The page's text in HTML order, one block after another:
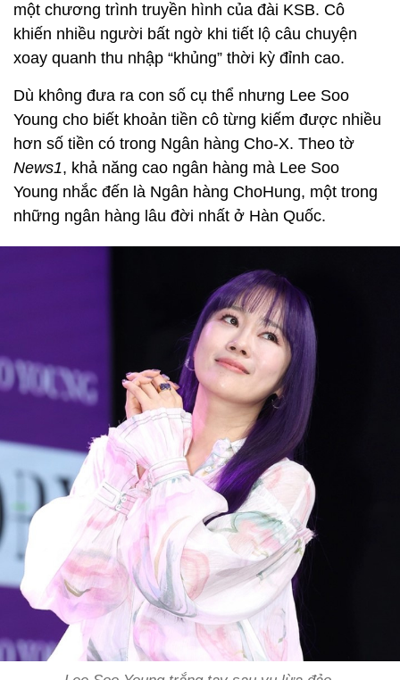
một chương trình truyền hình của đài KSB. Cô
khiến nhiều người bất ngờ khi tiết lộ câu chuyện
xoay quanh thu nhập “khủng” thời kỳ đỉnh cao.
Dù không đưa ra con số cụ thể nhưng Lee Soo
Young cho biết khoản tiền cô từng kiếm được nhiều
hơn số tiền có trong Ngân hàng Cho-X. Theo tờ
News1, khả năng cao ngân hàng mà Lee Soo
Young nhắc đến là Ngân hàng ChoHung, một trong
những ngân hàng lâu đời nhất ở Hàn Quốc.